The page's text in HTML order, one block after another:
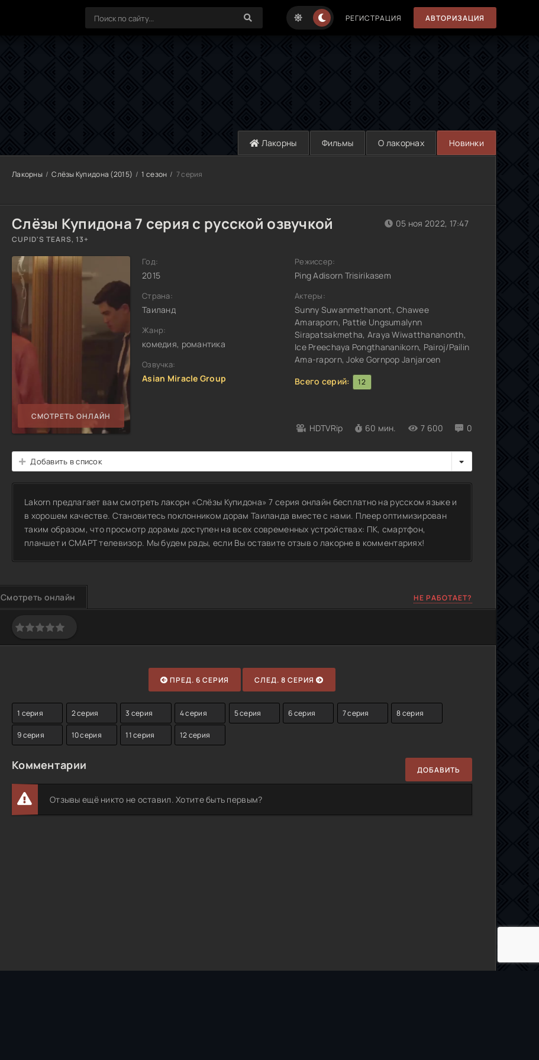
РЕГИСТРАЦИЯ АВТОРИЗАЦИЯ
Лакорны Фильмы О лакорнах Новинки
Лакорны Слёзы Купидона (2015) 1 сезон 7 серия
Слёзы Купидона 7 серия с русской озвучкой
CUPID'S TEARS, 13+
СМОТРЕТЬ ОНЛАЙН
Год:
2015
Страна:
Таиланд
Жанр:
комедия, романтика
Озвучка:
Asian Miracle Group
HDTVRip 60 мин. 7 600 0
05 ноя 2022, 17:47
Режиссер:
Ping Adisorn Trisirikasem
Актеры:
Sunny Suwanmethanont, Chawee
Amaraporn, Pattie Ungsumalynn
Sirapatsakmetha, Araya Wiwatthananonth,
Ice Preechaya Pongthananikorn, Pairoj/Pailin
Ama-raporn, Joke Gornpop Janjaroen
Всего серий:
12
Добавить в список
Lakorn предлагает вам смотреть лакорн «Слёзы Купидона» 7 серия онлайн бесплатно на русском языке и
в хорошем качестве. Становитесь поклонником дорам Таиланда вместе с нами. Плеер оптимизирован
таким образом, что просмотр дорамы доступен на всех современных устройствах: ПК, смартфон,
планшет и СМАРТ телевизор. Мы будем рады, если Вы оставите отзыв о лакорне в комментариях!
Смотреть онлайн НЕ РАБОТАЕТ?
ПРЕД. 6 СЕРИЯ СЛЕД. 8 СЕРИЯ
1 серия 2 серия 3 серия 4 серия 5 серия 6 серия 7 серия 8 серия
9 серия 10 серия 11 серия 12 серия
Комментарии ДОБАВИТЬ
Отзывы ещё никто не оставил. Хотите быть первым?